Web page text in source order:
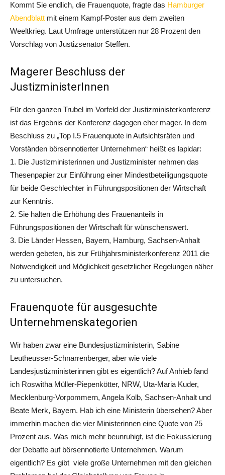
Kommt Sie endlich, die Frauenquote, fragte das Hamburger
Abendblatt mit einem Kampf-Poster aus dem zweiten
Weeltkrieg. Laut Umfrage unterstützen nur 28 Prozent den
Vorschlag von Justizsenator Steffen.
Magerer Beschluss der
JustizministerInnen
Für den ganzen Trubel im Vorfeld der Justizministerkonferenz
ist das Ergebnis der Konferenz dagegen eher mager. In dem
Beschluss zu „Top I.5 Frauenquote in Aufsichtsräten und
Vorständen börsennotierter Unternehmen“ heißt es lapidar:
1. Die Justizministerinnen und Justizminister nehmen das
Thesenpapier zur Einführung einer Mindestbeteiligungsquote
für beide Geschlechter in Führungspositionen der Wirtschaft
zur Kenntnis.
2. Sie halten die Erhöhung des Frauenanteils in
Führungspositionen der Wirtschaft für wünschenswert.
3. Die Länder Hessen, Bayern, Hamburg, Sachsen-Anhalt
werden gebeten, bis zur Frühjahrsministerkonferenz 2011 die
Notwendigkeit und Möglichkeit gesetzlicher Regelungen näher
zu untersuchen.
Frauenquote für ausgesuchte
Unternehmenskategorien
Wir haben zwar eine Bundesjustizministerin, Sabine
Leutheusser-Schnarrenberger, aber wie viele
Landesjustizministerinnen gibt es eigentlich? Auf Anhieb fand
ich Roswitha Müller-Piepenkötter, NRW, Uta-Maria Kuder,
Mecklenburg-Vorpommern, Angela Kolb, Sachsen-Anhalt und
Beate Merk, Bayern. Hab ich eine Ministerin übersehen? Aber
immerhin machen die vier Ministerinnen eine Quote von 25
Prozent aus. Was mich mehr beunruhigt, ist die Fokussierung
der Debatte auf börsennotierte Unternehmen. Warum
eigentlich? Es gibt viele große Unternehmen mit den gleichen